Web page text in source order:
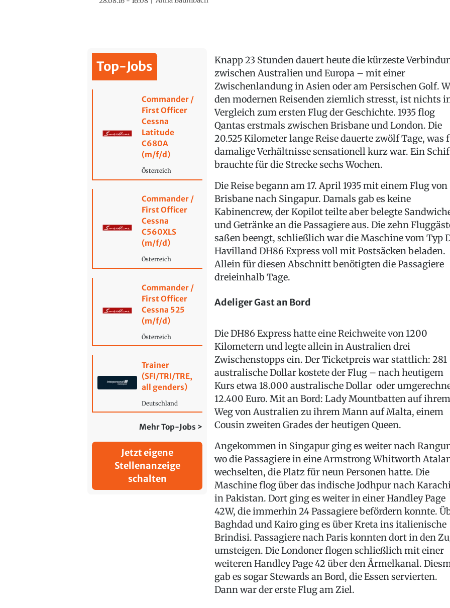
Top-Jobs
Commander /
First Officer
Cessna
Latitude
C680A
(m/f/d)
Österreich
Commander /
First Officer
Cessna
C560XLS
(m/f/d)
Österreich
Commander /
First Officer
Cessna 525
(m/f/d)
Österreich
Trainer
(SFI/TRI/TRE,
all genders)
Deutschland
Mehr Top-Jobs >
Jetzt eigene
Stellenanzeige
schalten
Knapp 23 Stunden dauert heute die kürzeste
zwischen Australien und Europa – mit einer
Zwischenlandung in Asien oder am Persischen Golf.
den modernen Reisenden ziemlich stresst, ist nichts
Vergleich zum ersten Flug der Geschichte. 1935 flog
Qantas erstmals zwischen Brisbane und London. Die
20.525 Kilometer lange Reise dauerte zwölf Tage, was
damalige Verhältnisse sensationell kurz war. Ein
brauchte für die Strecke sechs Wochen.
Die Reise begann am 17. April 1935 mit einem Flug von
Brisbane nach Singapur. Damals gab es keine
Kabinencrew, der Kopilot teilte aber belegte
und Getränke an die Passagiere aus. Die zehn
saßen beengt, schließlich war die Maschine vom Typ
Havilland DH86 Express voll mit Postsäcken beladen.
Allein für diesen Abschnitt benötigten die Passagiere
dreieinhalb Tage.
Adeliger Gast an Bord
Die DH86 Express hatte eine Reichweite von 1200
Kilometern und legte allein in Australien drei
Zwischenstopps ein. Der Ticketpreis war stattlich: 281
australische Dollar kostete der Flug – nach heutigem
Kurs etwa 18.000 australische Dollar oder
12.400 Euro. Mit an Bord: Lady Mountbatten auf ihrem
Weg von Australien zu ihrem Mann auf Malta, einem
Cousin zweiten Grades der heutigen Queen.
Angekommen in Singapur ging es weiter nach
wo die Passagiere in eine Armstrong Whitworth
wechselten, die Platz für neun Personen hatte. Die
Maschine flog über das indische Jodhpur nach
in Pakistan. Dort ging es weiter in einer Handley Page
42W, die immerhin 24 Passagiere befördern konnte.
Baghdad und Kairo ging es über Kreta ins italienische
Brindisi. Passagiere nach Paris konnten dort in den
umsteigen. Die Londoner flogen schließlich mit einer
weiteren Handley Page 42 über den Ärmelkanal.
gab es sogar Stewards an Bord, die Essen servierten.
Dann war der erste Flug am Ziel.